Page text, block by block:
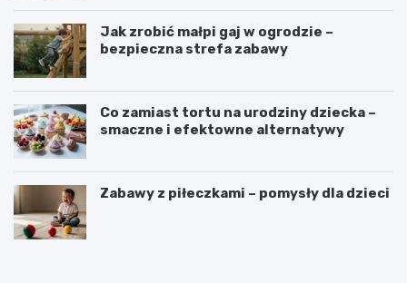
Jak zrobić małpi gaj w ogrodzie –
bezpieczna strefa zabawy
Co zamiast tortu na urodziny dziecka –
smaczne i efektowne alternatywy
Zabawy z piłeczkami – pomysły dla dzieci